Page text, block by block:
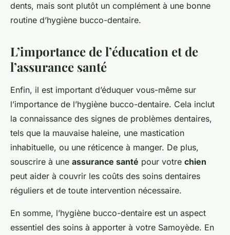
dents, mais sont plutôt un complément à une bonne
routine d’hygiène bucco-dentaire.
L’importance de l’éducation et de
l’assurance santé
Enfin, il est important d’éduquer vous-même sur
l’importance de l’hygiène bucco-dentaire. Cela inclut
la connaissance des signes de problèmes dentaires,
tels que la mauvaise haleine, une mastication
inhabituelle, ou une réticence à manger. De plus,
souscrire à une assurance santé pour votre chien
peut aider à couvrir les coûts des soins dentaires
réguliers et de toute intervention nécessaire.
En somme, l’hygiène bucco-dentaire est un aspect
essentiel des soins à apporter à votre Samoyède. En